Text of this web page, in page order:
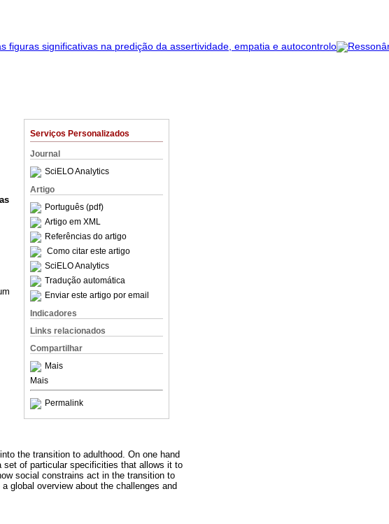
Serviços Personalizados
Journal
SciELO Analytics
Artigo
Português (pdf)
Artigo em XML
Referências do artigo
Como citar este artigo
SciELO Analytics
Tradução automática
Enviar este artigo por email
Indicadores
Links relacionados
Compartilhar
Mais
Mais
Permalink
the transition to adulthood. On one hand
set of particular specificities that allows it to
social constrains act in the transition to
global overview about the challenges and